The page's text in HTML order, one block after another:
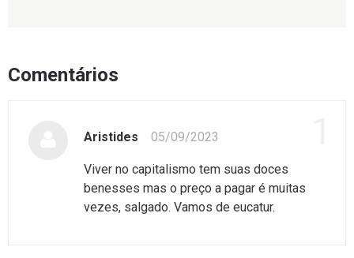
Comentários
Aristides 05/09/2023
Viver no capitalismo tem suas doces
benesses mas o preço a pagar é muitas
vezes, salgado. Vamos de eucatur.